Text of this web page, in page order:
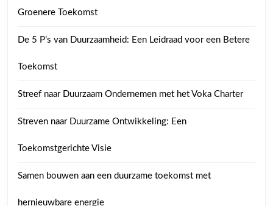
Groenere Toekomst
De 5 P’s van Duurzaamheid: Een Leidraad voor een Betere
Toekomst
Streef naar Duurzaam Ondernemen met het Voka Charter
Streven naar Duurzame Ontwikkeling: Een
Toekomstgerichte Visie
Samen bouwen aan een duurzame toekomst met
hernieuwbare energie